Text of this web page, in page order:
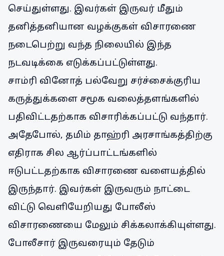
செய்துள்ளது. இவர்கள் இருவர் மீதும்
தனித்தனியான வழக்குகள் விசாரணை
நடைபெற்று வந்த நிலையில் இந்த
நடவடிக்கை எடுக்கப்பட்டுள்ளது.
சாம்ரி வினோத் பல்வேறு சர்ச்சைக்குரிய
கருத்துக்களை சமூக வலைத்தளங்களில்
பதிவிட்டதற்காக விசாரிக்கப்பட்டு வந்தார்.
அதேபோல், தமிம் தாஹ்ரி அரசாங்கத்திற்கு
எதிராக சில ஆர்ப்பாட்டங்களில்
ஈடுபட்டதற்காக விசாரணை வளையத்தில்
இருந்தார். இவர்கள் இருவரும் நாட்டை
விட்டு வெளியேறியது போலீஸ்
விசாரணையை மேலும் சிக்கலாக்கியுள்ளது.
போலீசார் இருவரையும் தேடும்